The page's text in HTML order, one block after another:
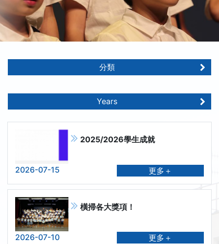
分類
Years
2025/2026學生成就
2026-07-15 更多＋
橫掃各大獎項！
2026-07-10 更多＋